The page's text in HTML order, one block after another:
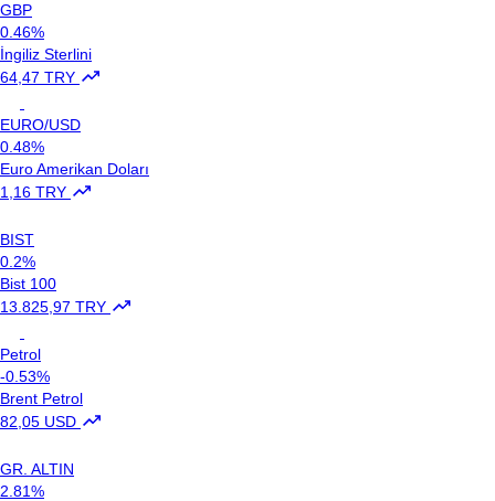
GBP
0.46%
İngiliz Sterlini
64,47 TRY
EURO/USD
0.48%
Euro Amerikan Doları
1,16 TRY
BIST
0.2%
Bist 100
13.825,97 TRY
Petrol
-0.53%
Brent Petrol
82,05 USD
GR. ALTIN
2.81%